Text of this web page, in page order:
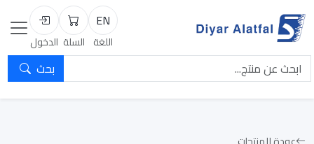
EN
اللغة
السلة
السلة
تسجيل
الدخول
بحث